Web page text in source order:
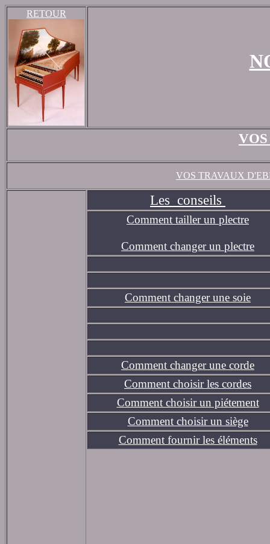
RETOUR
VOS TRAVAUX
Les conseils
Comment tailler un plectre
Comment changer un plectre
Comment changer une soie
Comment changer une corde
Comment choisir les cordes
Comment choisir un piétement
Comment choisir un siège
Comment fournir les éléments